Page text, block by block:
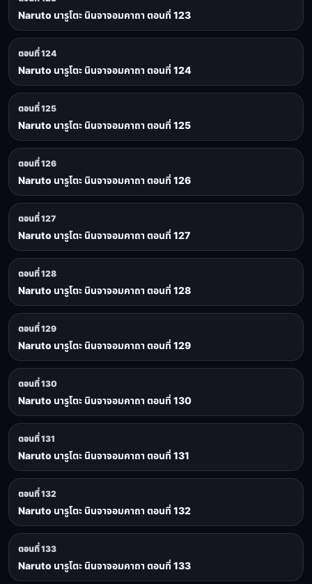
Naruto นารูโตะ นินจาจอมคาถา ตอนที่ 123
ตอนที่ 124
Naruto นารูโตะ นินจาจอมคาถา ตอนที่ 124
ตอนที่ 125
Naruto นารูโตะ นินจาจอมคาถา ตอนที่ 125
ตอนที่ 126
Naruto นารูโตะ นินจาจอมคาถา ตอนที่ 126
ตอนที่ 127
Naruto นารูโตะ นินจาจอมคาถา ตอนที่ 127
ตอนที่ 128
Naruto นารูโตะ นินจาจอมคาถา ตอนที่ 128
ตอนที่ 129
Naruto นารูโตะ นินจาจอมคาถา ตอนที่ 129
ตอนที่ 130
Naruto นารูโตะ นินจาจอมคาถา ตอนที่ 130
ตอนที่ 131
Naruto นารูโตะ นินจาจอมคาถา ตอนที่ 131
ตอนที่ 132
Naruto นารูโตะ นินจาจอมคาถา ตอนที่ 132
ตอนที่ 133
Naruto นารูโตะ นินจาจอมคาถา ตอนที่ 133